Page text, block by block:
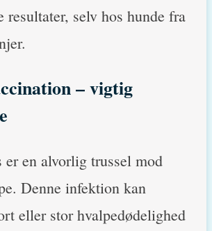
resultater, selv hos hunde fra
– vigtig
er en alvorlig trussel mod
Denne infektion kan
eller stor hvalpedødelighed